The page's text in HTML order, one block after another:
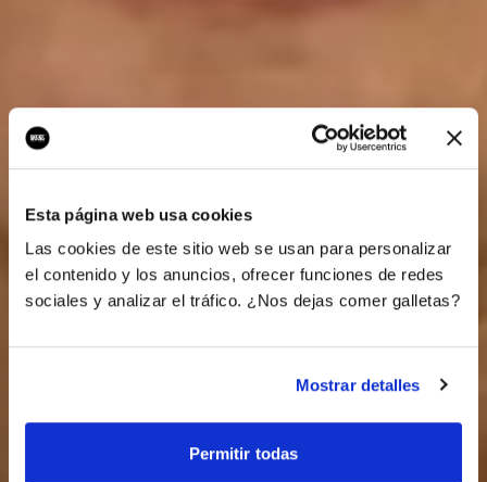
Esta página web usa cookies
Las cookies de este sitio web se usan para personalizar
el contenido y los anuncios, ofrecer funciones de redes
sociales y analizar el tráfico. ¿Nos dejas comer galletas?
Mostrar detalles
Permitir todas